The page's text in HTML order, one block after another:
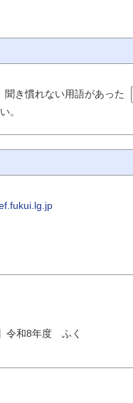
聞き慣れない用語があった
。
令和8年度 ふく